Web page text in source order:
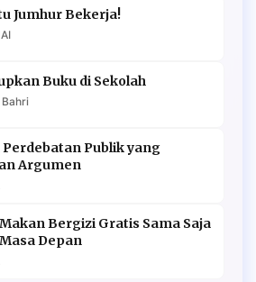
Jumhur Bekerja!
Buku di Sekolah
Perdebatan Publik yang
Argumen
Bergizi Gratis Sama Saja
Depan